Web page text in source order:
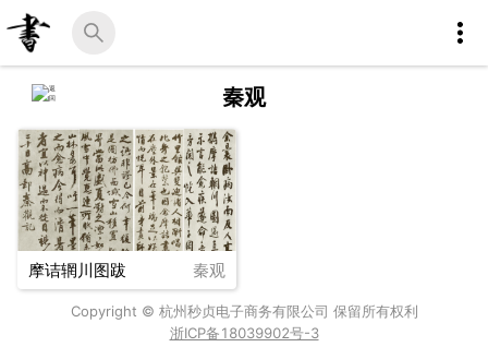
秦观
摩诘辋川图跋 秦观
Copyright © 杭州秒贞电子商务有限公司 保留所有权利
浙ICP备18039902号-3